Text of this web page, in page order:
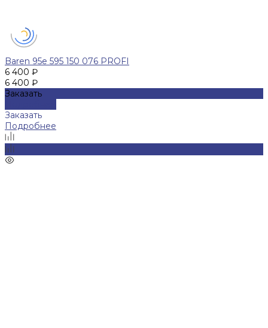
Baren 95е 595 150 076 PROFI
6 400 ₽
6 400 ₽
Заказать
Заказать
Подробнее